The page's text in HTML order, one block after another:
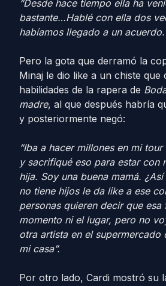
“Desde hace tiempo ella ha
bastante…Hablé con ella dos
habíamos llegado a un
Pero la gota que derramó la
Minaj le dio like a un chiste que
habilidades de la rapera de
madre, al que después habría
y posteriormente negó:
“Iba a hacer millones en mi
y sacrifiqué eso para estar con
hija. Soy una buena mamá.
no tiene hijos le da like a ese
personas quieren decir que esa
momento ni el lugar, pero no
otra artista en el supermercado
mi casa”.
Por otro lado, Cardi mostró su